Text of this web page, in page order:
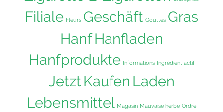
Filiale Fleurs Geschäft Gouttes Gras
HanfHanfladen
Hanfprodukte Informations Ingrédient actif
JetztKaufen Laden
Lebensmittel Magasin Mauvaise herbe Ordre